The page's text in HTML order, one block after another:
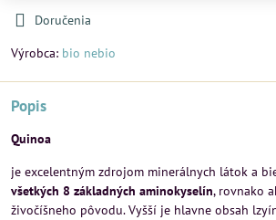
Doručenia
Výrobca: bio nebio
Popis
Quinoa
je excelentným zdrojom minerálnych látok a
všetkých 8 základných aminokyselín, rovnako
živočíšneho pôvodu. Vyšší je hlavne obsah